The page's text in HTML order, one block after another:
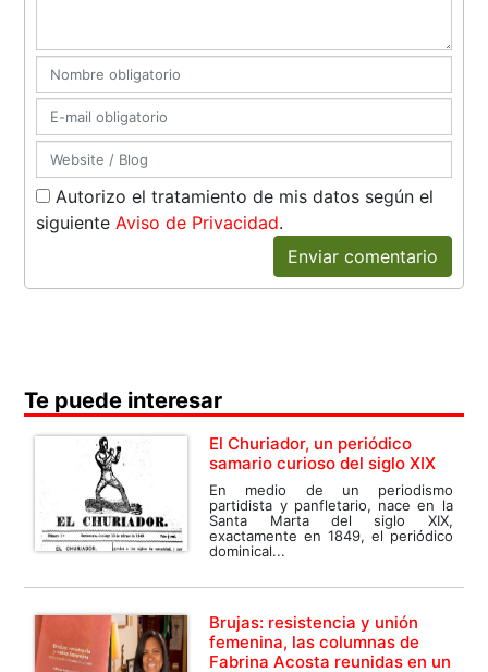
Autorizo el tratamiento de mis datos según el
siguienteAviso de Privacidad.
Enviar comentario
Te puede interesar
El Churiador, un periódico
samario curioso del siglo XIX
En medio de un periodismo
partidista y panfletario, nace en la
Santa Marta del siglo XIX,
exactamente en 1849, el periódico
dominical...
Brujas: resistencia y unión
femenina, las columnas de
Fabrina Acosta reunidas en un